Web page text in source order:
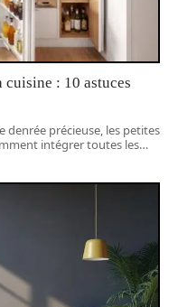
: 10 astuces
denrée précieuse, les petites
intégrer toutes les…